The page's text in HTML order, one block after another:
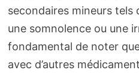
secondaires mineurs tels
une somnolence ou une
fondamental de noter
avec d’autres